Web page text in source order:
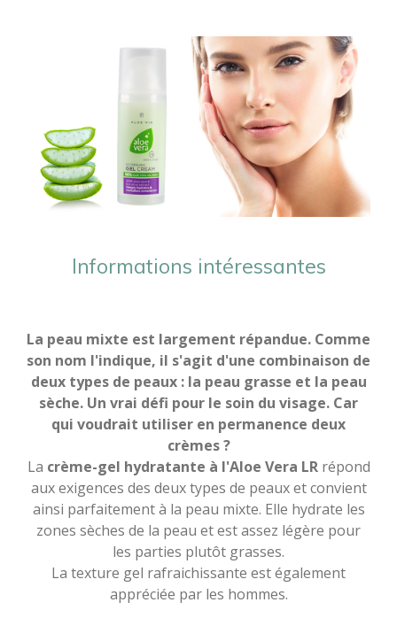
Informations intéressantes
La peau mixte est largement répandue. Comme
son nom l'indique, il s'agit d'une combinaison de
deux types de peaux : la peau grasse et la peau
sèche. Un vrai défi pour le soin du visage. Car
qui voudrait utiliser en permanence deux
crèmes ?
La crème-gel hydratante à l'Aloe Vera LRrépond
aux exigences des deux types de peaux et convient
ainsi parfaitement à la peau mixte. Elle hydrate les
zones sèches de la peau et est assez légère pour
les parties plutôt grasses.
La texture gel rafraichissante est également
appréciée par les hommes.